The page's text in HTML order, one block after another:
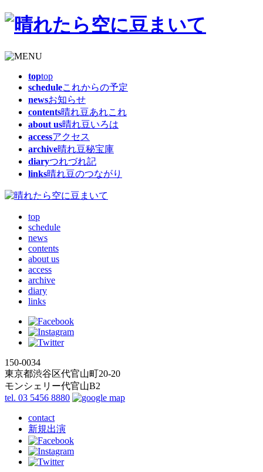
toptop
scheduleこれからの予定
newsお知らせ
contents晴れ豆あれこれ
about us晴れ豆いろは
accessアクセス
archive晴れ豆秘宝庫
diaryつれづれ記
links晴れ豆のつながり
top
schedule
news
contents
about us
access
archive
diary
links
150-0034
東京都渋谷区代官山町20-20
モンシェリー代官山B2
tel. 03 5456 8880
contact
新規出演